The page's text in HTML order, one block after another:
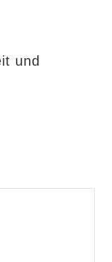
und